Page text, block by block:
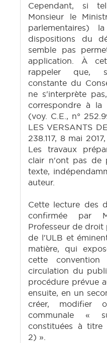
Cependant, si
Monsieur le
parlementaires)
dispositions du
semble pas
application. À
rappeler que,
constante du
ne s'interprète
correspondre à
(voy. C.E., n°
LES VERSANTS
238.117, 8 mai
Les travaux
clair n'ont pas de
texte,
auteur.
Cette lecture des
confirmée par
Professeur de
de l'ULB et
matière, qui
cette
circulation du
procédure prévue
ensuite, en un
créer, modifier
communale «
constituées à
2) ».